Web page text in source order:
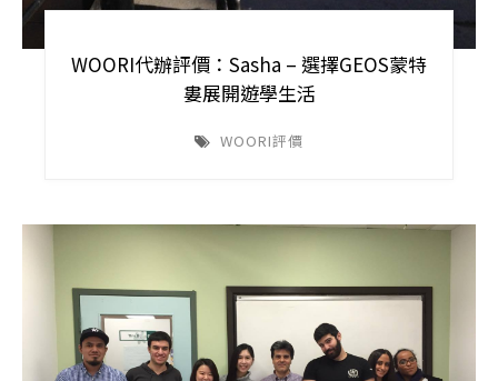
WOORI代辦評價：Sasha – 選擇GEOS蒙特
婁展開遊學生活
WOORI評價